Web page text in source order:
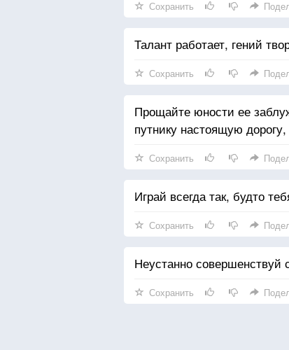
Сохранить
Талант работает, гений
Сохранить
Прощайте юности ее
путнику настоящую
Сохранить
Играй всегда так, будто
Сохранить
Неустанно совершенствуй
Сохранить